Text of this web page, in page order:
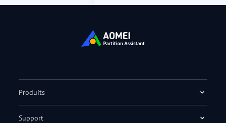
Produits
Support